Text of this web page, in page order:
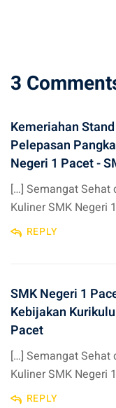
3
Kemeriahan
Pelepasan
Negeri 1 Pacet -
[…] Semangat Sehat
Kuliner SMK Negeri
REPLY
SMK Negeri 1
Kebijakan
Pacet
[…] Semangat Sehat
Kuliner SMK Negeri
REPLY